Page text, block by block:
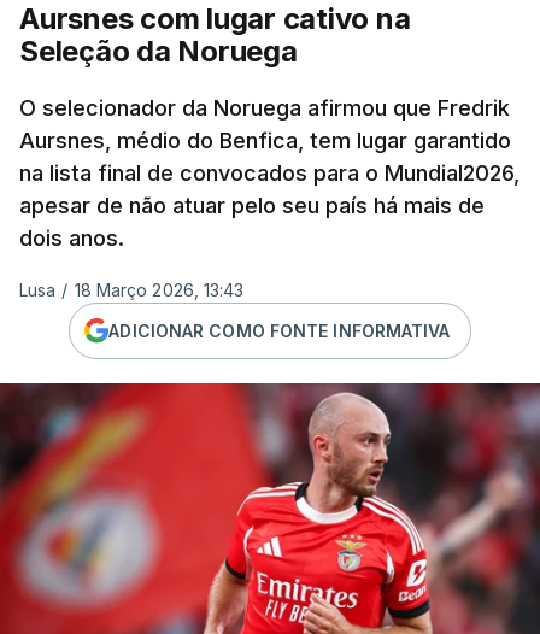
Aursnes com lugar cativo na
Seleção da Noruega
O selecionador da Noruega afirmou que Fredrik
Aursnes, médio do Benfica, tem lugar garantido
na lista final de convocados para o Mundial2026,
apesar de não atuar pelo seu país há mais de
dois anos.
Lusa / 18 Março 2026, 13:43
ADICIONAR COMO FONTE INFORMATIVA